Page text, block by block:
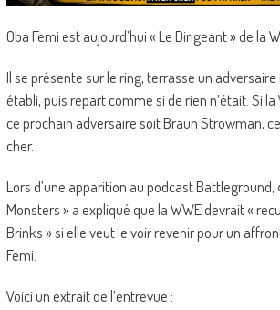
Oba Femi est aujourd’hui « Le Dirigeant » de la
Il se présente sur le ring, terrasse un
établi, puis repart comme si de rien n’était. Si
ce prochain adversaire soit Braun Strowman,
cher.
Lors d’une apparition au podcast Battleground,
Monsters » a expliqué que la WWE devrait «
Brinks » si elle veut le voir revenir pour un
Femi.
Voici un extrait de l’entrevue :